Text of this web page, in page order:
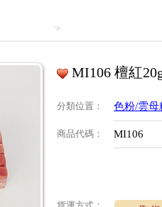
MI106 檀紅
分類位置 ： 色粉/雲母
商品代碼 ： MI106